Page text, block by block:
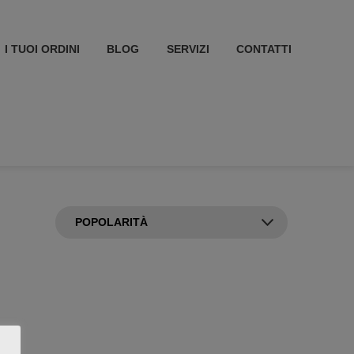
I TUOI ORDINI BLOG SERVIZI CONTATTI